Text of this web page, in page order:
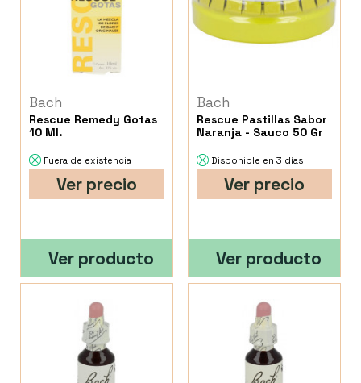
Bach
Rescue Remedy Gotas
10 Ml.
Fuera de existencia
Ver precio
Ver producto
Bach
Rescue Pastillas Sabor
Naranja - Sauco 50 Gr
Disponible en 3 días
Ver precio
Ver producto